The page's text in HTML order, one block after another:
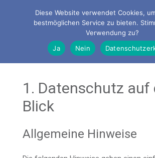
1. Datenschutz auf
Blick
Allgemeine Hinweise
Diese Website verwendet Cookies,
bestmöglichen Service zu bieten.
Verwendung zu?
Ja
Nein